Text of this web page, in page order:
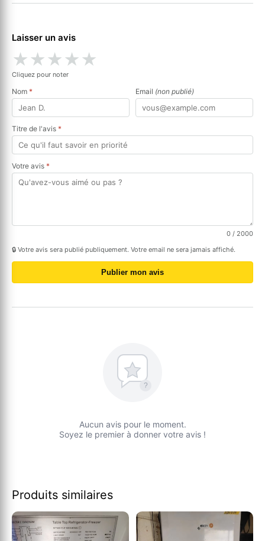
Laisser un avis
★★★★★
Cliquez pour noter
Nom * Email (non publié)
Titre de l'avis *
Votre avis *
0 / 2000
🔒 Votre avis sera publié publiquement. Votre email ne sera jamais affiché.
Publier mon avis
?
Aucun avis pour le moment.
Soyez le premier à donner votre avis !
Produits similaires